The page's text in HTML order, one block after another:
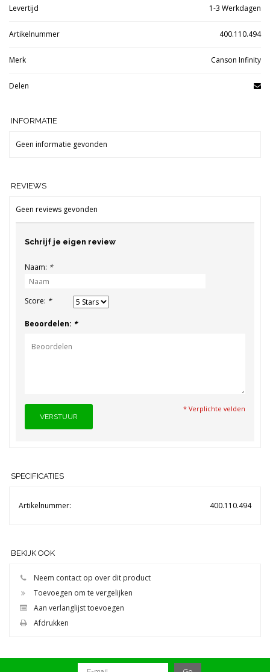
Levertijd 1-3 Werkdagen
Artikelnummer 400.110.494
Merk Canson Infinity
Delen
INFORMATIE
Geen informatie gevonden
REVIEWS
Geen reviews gevonden
Schrijf je eigen review
Naam: *
Score: *
Beoordelen: *
* Verplichte velden
VERSTUUR
SPECIFICATIES
Artikelnummer: 400.110.494
BEKIJK OOK
Neem contact op over dit product
Toevoegen om te vergelijken
Aan verlanglijst toevoegen
Afdrukken